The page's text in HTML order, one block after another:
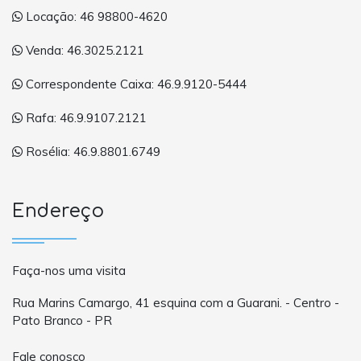
Locação: 46 98800-4620
Venda: 46.3025.2121
Correspondente Caixa: 46.9.9120-5444
Rafa: 46.9.9107.2121
Rosélia: 46.9.8801.6749
Endereço
Faça-nos uma visita
Rua Marins Camargo, 41 esquina com a Guarani. - Centro -
Pato Branco - PR
Fale conosco